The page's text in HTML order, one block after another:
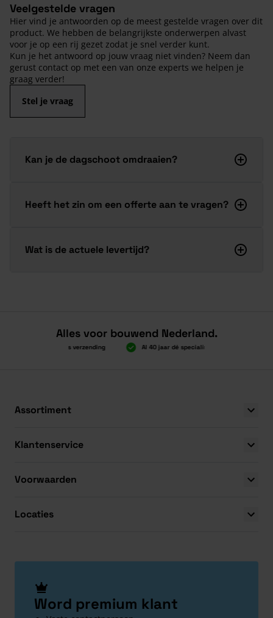
Veelgestelde vragen
Hier vind je antwoorden op de meest gestelde vragen over dit
product. We hebben de belangrijkste onderwerpen alvast
voor je op een rij gezet zodat je snel verder kunt.
Kun je het antwoord op jouw vraag niet vinden? Neem dan
gerust contact op met een van onze experts we helpen je
graag verder!
Stel je vraag
Kan je de dagschoot omdraaien?
Heeft het zin om een offerte aan te vragen?
Wat is de actuele levertijd?
Alles voor bouwend Nederland.
Boven 2.000 gratis verzending Al 40 jaar dé specialist
Assortiment
Klantenservice
Voorwaarden
Locaties
Word premium klant